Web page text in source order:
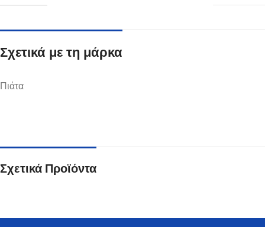
Σχετικά με τη μάρκα
Πιάτα
Σχετικά Προϊόντα